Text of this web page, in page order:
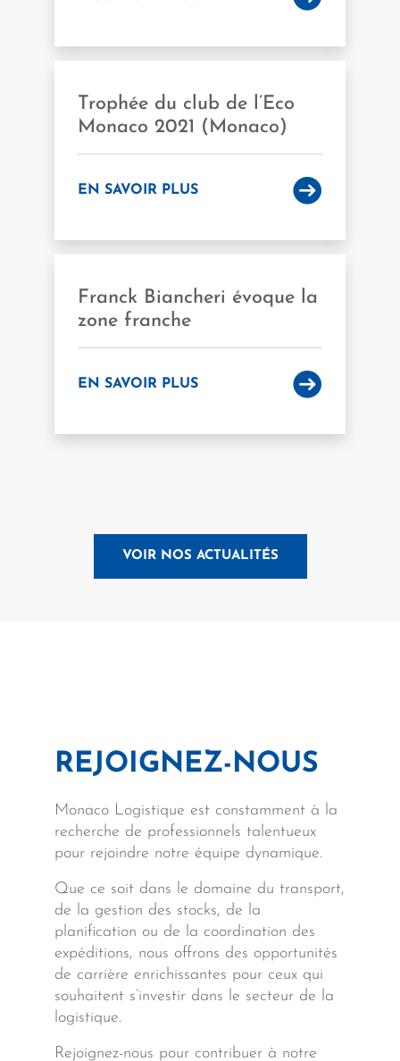
Trophée du club de l’Eco
Monaco 2021 (Monaco)
EN SAVOIR PLUS
Franck Biancheri évoque la
zone franche
EN SAVOIR PLUS
VOIR NOS ACTUALITÉS
REJOIGNEZ-NOUS
Monaco Logistique est constamment à la
recherche de professionnels talentueux
pour rejoindre notre équipe dynamique.
Que ce soit dans le domaine du transport,
de la gestion des stocks, de la
planification ou de la coordination des
expéditions, nous offrons des opportunités
de carrière enrichissantes pour ceux qui
souhaitent s’investir dans le secteur de la
logistique.
Rejoignez-nous pour contribuer à notre